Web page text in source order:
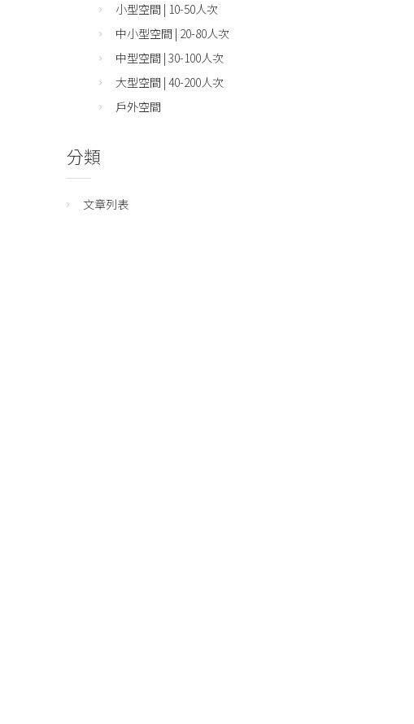
小型空間 | 10-50人次
中小型空間 | 20-80人次
中型空間 | 30-100人次
大型空間 | 40-200人次
戶外空間
分類
文章列表